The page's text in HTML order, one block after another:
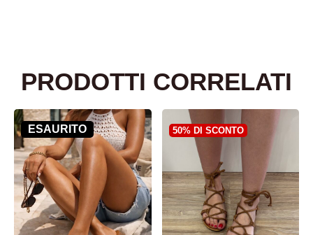
PRODOTTI CORRELATI
ESAURITO 50% DI SCONTO